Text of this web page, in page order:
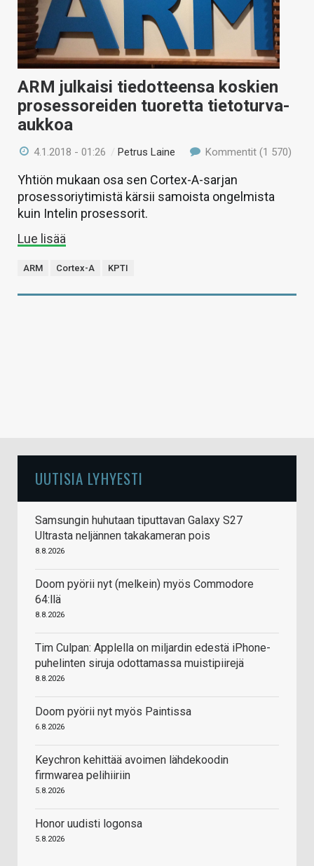
KAUPPA
VAIHDA TEEMA
HAKU
ARM julkaisi tiedotteensa koskien
prosessoreiden tuoretta tietoturva-
aukkoa
4.1.2018 - 01:26 / Petrus Laine Kommentit (1 570)
Yhtiön mukaan osa sen Cortex-A-sarjan
prosessoriytimistä kärsii samoista ongelmista
kuin Intelin prosessorit.
Lue lisää
ARM Cortex-A KPTI
UUTISIA LYHYESTI
Samsungin huhutaan tiputtavan Galaxy S27
Ultrasta neljännen takakameran pois
8.8.2026
Doom pyörii nyt (melkein) myös Commodore
64:llä
8.8.2026
Tim Culpan: Applella on miljardin edestä iPhone-
puhelinten siruja odottamassa muistipiirejä
8.8.2026
Doom pyörii nyt myös Paintissa
6.8.2026
Keychron kehittää avoimen lähdekoodin
firmwarea pelihiiriin
5.8.2026
Honor uudisti logonsa
5.8.2026